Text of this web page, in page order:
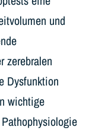
und
zerebralen
Dysfunktion
wichtige